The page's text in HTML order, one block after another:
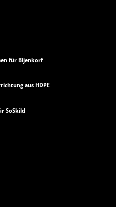
für Bijenkorf
aus HDPE
SoSkild